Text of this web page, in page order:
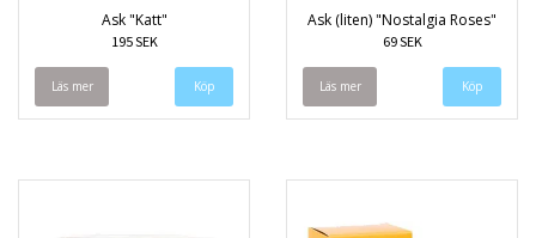
Ask "Katt"
195 SEK
Läs mer
Ask (liten) "Nostalgia Roses"
69 SEK
Läs mer